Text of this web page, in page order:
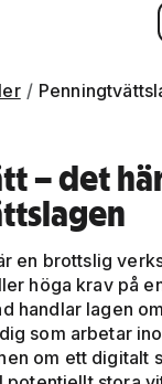
– det
en brottslig
höga krav på
handlar lagen
som arbetar
om ett digitalt